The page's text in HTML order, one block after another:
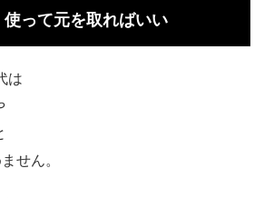
って元を取ればいい
は
せん。